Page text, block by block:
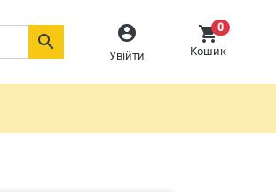

Увійти
0
Кошик
